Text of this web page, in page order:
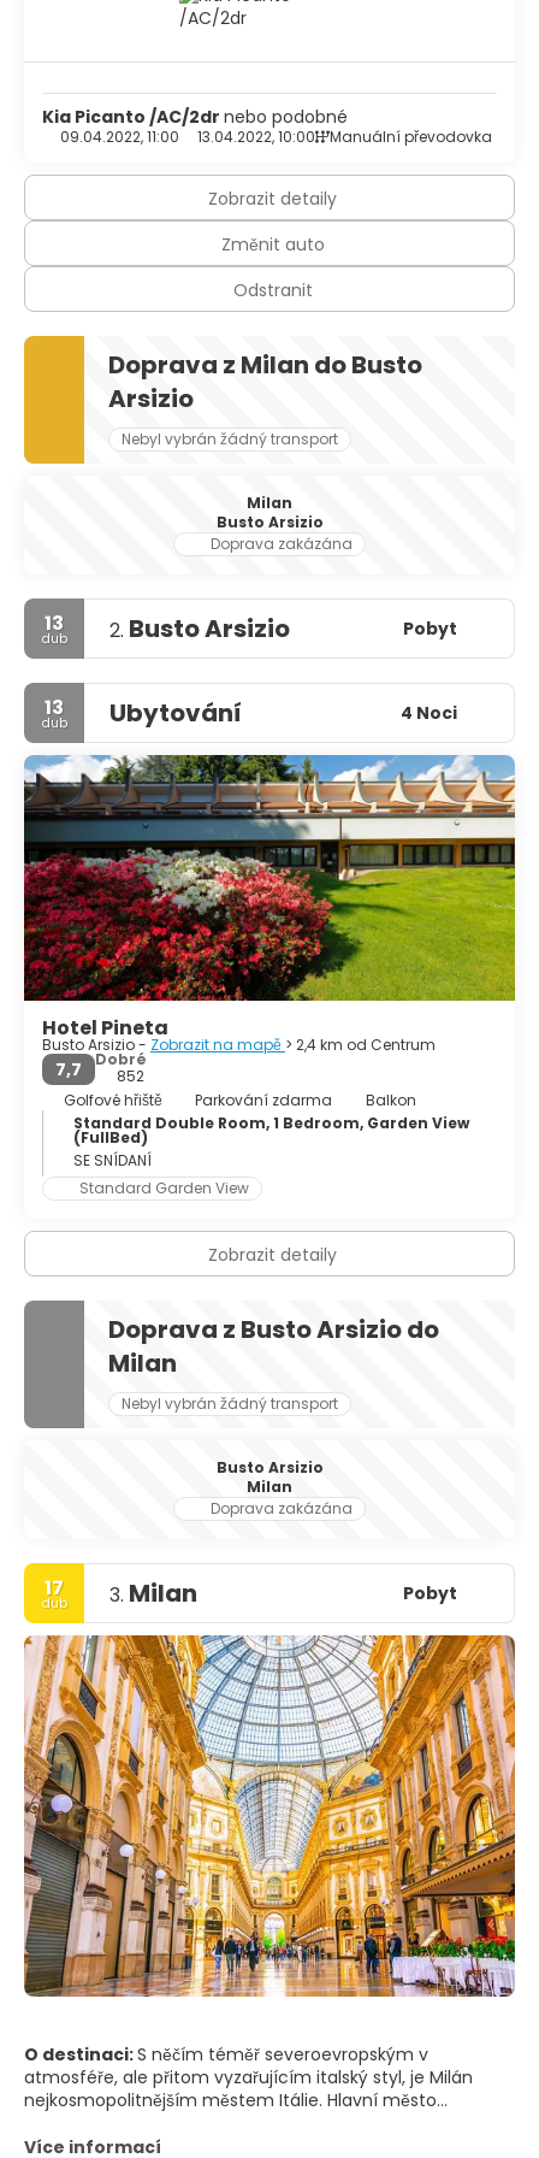
Kia Picanto /AC/2dr nebo podobné
09.04.2022, 11:00 13.04.2022, 10:00 Manuální převodovka
Zobrazit detaily
Změnit auto
Odstranit
Doprava z Milan do Busto
Arsizio
Nebyl vybrán žádný transport
Milan
Busto Arsizio
Doprava zakázána
13
dub 2. Busto Arsizio Pobyt
13
dub Ubytování 4 Noci
Hotel Pineta
Busto Arsizio - Zobrazit na mapě > 2,4 km od Centrum
7,7
Dobré
852
Golfové hřiště
Parkování zdarma
Balkon
Standard Double Room, 1 Bedroom, Garden View
(FullBed)
SE SNÍDANÍ
Standard Garden View
Zobrazit detaily
Doprava z Busto Arsizio do
Milan
Nebyl vybrán žádný transport
Busto Arsizio
Milan
Doprava zakázána
17
dub 3. Milan Pobyt
O destinaci:S něčím téměř severoevropským v
atmosféře, ale přitom vyzařujícím italský styl, je Milán
nejkosmopolitnějším městem Itálie. Hlavní město
oblastech od financí po módu a samozřejmě fotbal. Ale
Více informací